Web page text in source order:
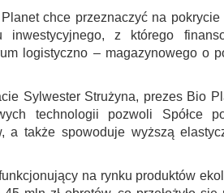
chce przeznaczyć na pokrycie
inwestycyjnego, z którego
logistyczno – magazynowego o
Sylwester Strużyna, prezes Bio
technologii pozwoli Spółce
a także spowoduje wyższą
na rynku produktów